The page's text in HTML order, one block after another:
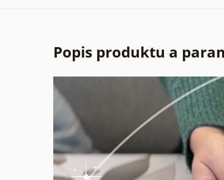
Popis produktu a